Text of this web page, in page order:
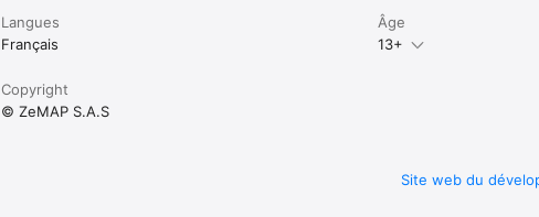
Langues
Français
Âge
13+
Copyright
© ZeMAP S.A.S
Site web du